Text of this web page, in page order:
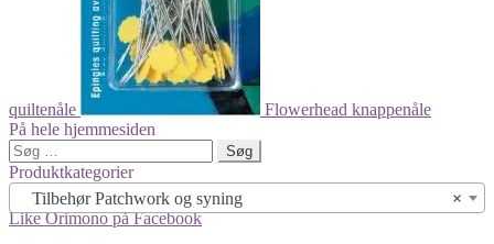
quiltenåle
Flowerhead knappenåle
På hele hjemmesiden
Søg
efter:
Produktkategorier
×
Tilbehør Patchwork og syning
Like Orimono på Facebook